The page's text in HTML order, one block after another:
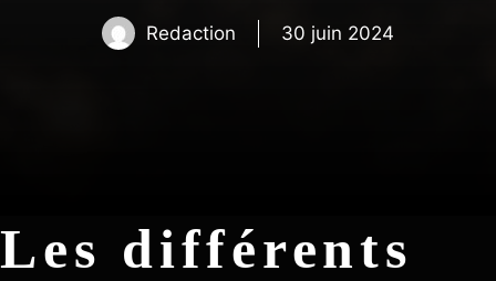
Redaction 30 juin 2024
Les différents